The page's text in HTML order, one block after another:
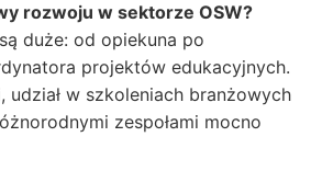
rozwoju w sektorze OSW?
duże: od opiekuna po
projektów edukacyjnych.
udział w szkoleniach branżowych
zespołami mocno